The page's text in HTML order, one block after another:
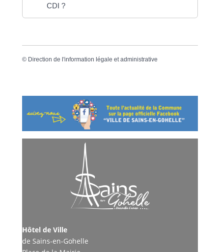
CDI ?
© Direction de l'information légale et administrative
Hôtel de Ville
de Sains-en-Gohelle